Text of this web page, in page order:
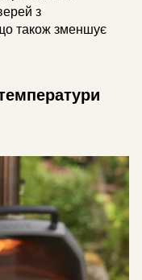
з
також зменшує